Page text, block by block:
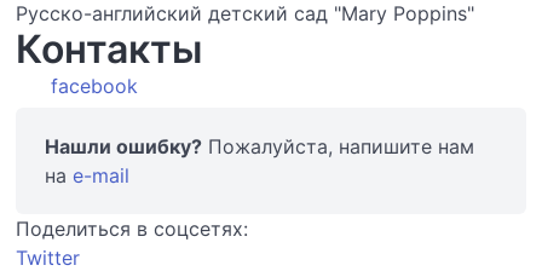
Русско-английский детский сад "Mary Poppins"
Контакты
facebook
Нашли ошибку? Пожалуйста, напишите нам
наe-mail
Поделиться в соцсетях:
Twitter